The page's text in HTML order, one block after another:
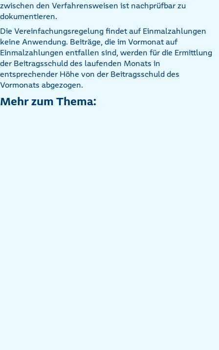
zwischen den Verfahrensweisen ist nachprüfbar zu
dokumentieren.
Die Vereinfachungsregelung findet auf Einmalzahlungen
keine Anwendung. Beiträge, die im Vormonat auf
Einmalzahlungen entfallen sind, werden für die Ermittlung
der Beitragsschuld des laufenden Monats in
entsprechender Höhe von der Beitragsschuld des
Vormonats abgezogen.
Mehr zum Thema: